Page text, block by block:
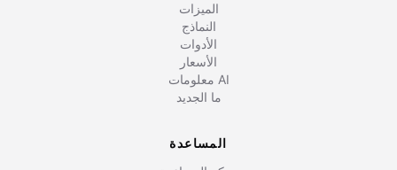
الميزات
النماذج
الأدوات
الأسعار
معلومات AI
ما الجديد
المساعدة